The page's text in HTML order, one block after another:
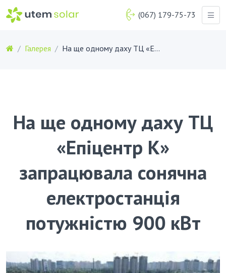
(067) 179-75-73
Галерея На ще одному даху ТЦ «Епіцентр К» запрацювала сонячна електростанція потужністю 900 кВт
На ще одному даху ТЦ
«Епіцентр К»
запрацювала сонячна
електростанція
потужністю 900 кВт